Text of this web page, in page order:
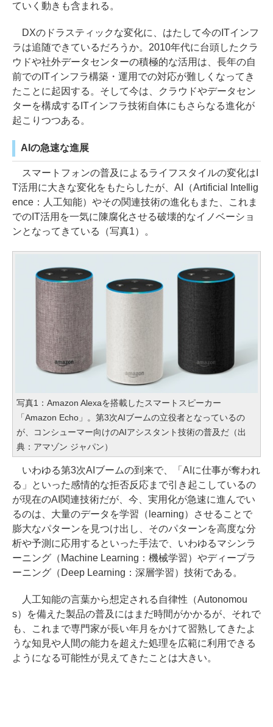
ていく動きも含まれる。
DXのドラスティックな変化に、はたして今のITインフ
ラは追随できているだろうか。2010年代に台頭したクラ
ウドや社外データセンターの積極的な活用は、長年の自
前でのITインフラ構築・運用での対応が難しくなってき
たことに起因する。そして今は、クラウドやデータセン
ターを構成するITインフラ技術自体にもさらなる進化が
起こりつつある。
AIの急速な進展
スマートフォンの普及によるライフスタイルの変化はI
T活用に大きな変化をもたらしたが、AI（Artificial Intellig
ence：人工知能）やその関連技術の進化もまた、これま
でのIT活用を一気に陳腐化させる破壊的なイノベーショ
ンとなってきている（写真1）。
写真1：Amazon Alexaを搭載したスマートスピーカー
「Amazon Echo」。第3次AIブームの立役者となっているの
が、コンシューマー向けのAIアシスタント技術の普及だ（出
典：アマゾン ジャパン）
いわゆる第3次AIブームの到来で、「AIに仕事が奪われ
る」といった感情的な拒否反応まで引き起こしているの
が現在のAI関連技術だが、今、実用化が急速に進んでい
るのは、大量のデータを学習（learning）させることで
膨大なパターンを見つけ出し、そのパターンを高度な分
析や予測に応用するといった手法で、いわゆるマシンラ
ーニング（Machine Learning：機械学習）やディープラ
ーニング（Deep Learning：深層学習）技術である。
人工知能の言葉から想定される自律性（Autonomou
s）を備えた製品の普及にはまだ時間がかかるが、それで
も、これまで専門家が長い年月をかけて習熟してきたよ
うな知見や人間の能力を超えた処理を広範に利用できる
ようになる可能性が見えてきたことは大きい。